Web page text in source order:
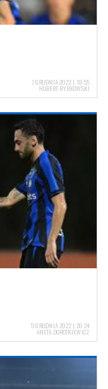
7 GRUDNIA 2022 | 18:55
HUBERT RYBKOWSKI
5 GRUDNIA 2022 | 20:24
ANETA DOROTKIEWICZ